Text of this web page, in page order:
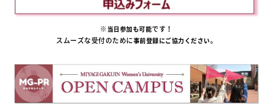
※ 当日参加も可能です！
スムーズな受付のために事前登録にご協力ください。